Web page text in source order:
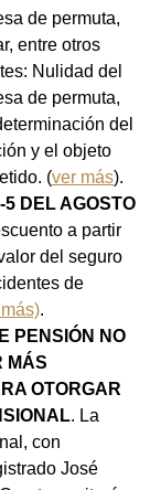
de permuta,
entre otros
Nulidad del
de permuta,
del
y el objeto
(ver más).
5 DEL AGOSTO
a partir
del seguro
de
.
PENSIÓN NO
MÁS
OTORGAR
. La
con
José